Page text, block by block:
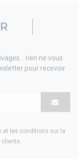
rien ne vous
pour recevoir
et les conditions sur la
clients